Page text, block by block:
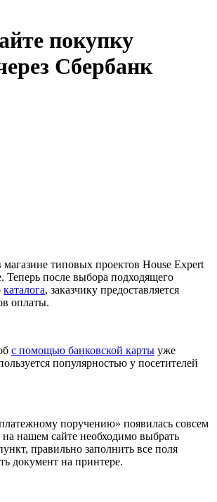
покупку
Сбербанк
типовых проектов House Expert
Теперь после выбора подходящего
каталога, заказчику предоставляется
оплаты.
с помощью банковской карты уже
популярностью у посетителей
поручению» появилась совсем
нашем сайте необходимо выбрать
правильно заполнить все поля
документ на принтере.